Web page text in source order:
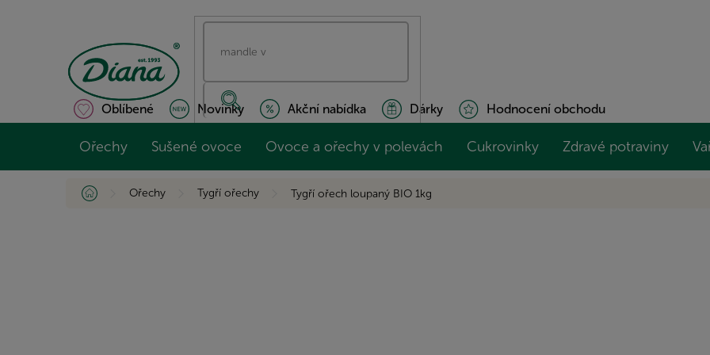
Oblíbené Novinky Akční nabídka Dárky Hodnocení obchodu
Ořechy Sušené ovoce Ovoce a ořechy v polevách Cukrovinky Zdravé potraviny
Domů Ořechy Tygří ořechy Tygří ořech loupaný BIO 1kg